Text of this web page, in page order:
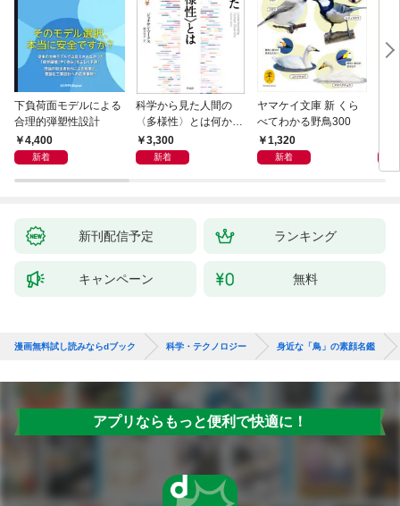
下負荷面モデルによる
合理的弾塑性設計
4,400
新着
科学から見た人間の
〈多様性〉とは何か―
―遺伝科学と疑似科学
3,300
新着
ヤマケイ文庫 新 くら
べてわかる野鳥300
1,320
新着
新刊配信予定 ランキング
キャンペーン 無料
漫画無料試し読みならdブック 科学・テクノロジー 身近な「鳥」の素顔名鑑
アプリならもっと便利で快適に！